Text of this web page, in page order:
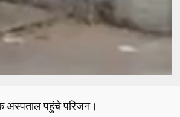
अस्पताल पहुंचे परिजन।